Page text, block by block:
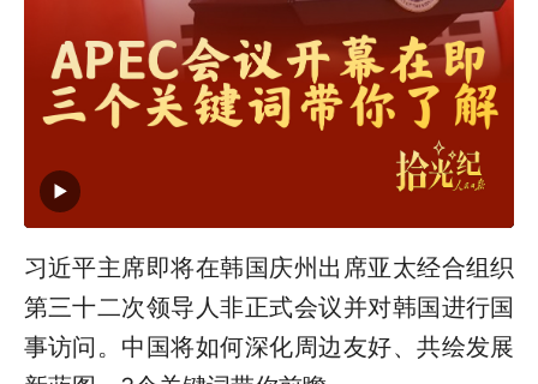
习近平主席即将在韩国庆州出席亚太经合组织
第三十二次领导人非正式会议并对韩国进行国
事访问。中国将如何深化周边友好、共绘发展